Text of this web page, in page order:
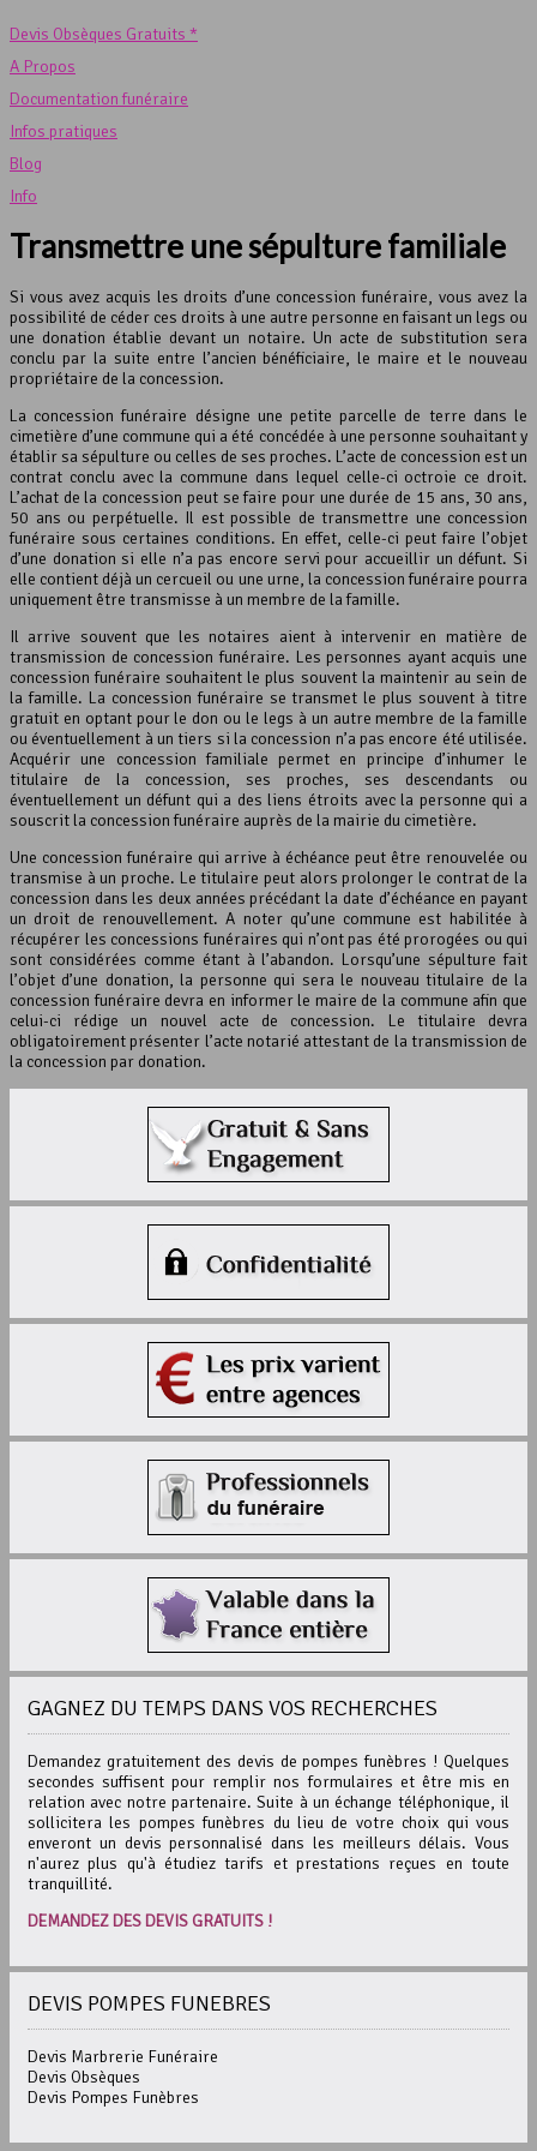
Devis Obsèques Gratuits *
A Propos
Documentation funéraire
Infos pratiques
Blog
Info
Transmettre une sépulture familiale
Si vous avez acquis les droits d’une concession funéraire, vous avez la
possibilité de céder ces droits à une autre personne en faisant un legs ou
une donation établie devant un notaire. Un acte de substitution sera
conclu par la suite entre l’ancien bénéficiaire, le maire et le nouveau
propriétaire de la concession.
La concession funéraire désigne une petite parcelle de terre dans le
cimetière d’une commune qui a été concédée à une personne souhaitant y
établir sa sépulture ou celles de ses proches. L’acte de concession est un
contrat conclu avec la commune dans lequel celle-ci octroie ce droit.
L’achat de la concession peut se faire pour une durée de 15 ans, 30 ans,
50 ans ou perpétuelle. Il est possible de transmettre une concession
funéraire sous certaines conditions. En effet, celle-ci peut faire l’objet
d’une donation si elle n’a pas encore servi pour accueillir un défunt. Si
elle contient déjà un cercueil ou une urne, la concession funéraire pourra
uniquement être transmisse à un membre de la famille.
Il arrive souvent que les notaires aient à intervenir en matière de
transmission de concession funéraire. Les personnes ayant acquis une
concession funéraire souhaitent le plus souvent la maintenir au sein de
la famille. La concession funéraire se transmet le plus souvent à titre
gratuit en optant pour le don ou le legs à un autre membre de la famille
ou éventuellement à un tiers si la concession n’a pas encore été utilisée.
Acquérir une concession familiale permet en principe d’inhumer le
titulaire de la concession, ses proches, ses descendants ou
éventuellement un défunt qui a des liens étroits avec la personne qui a
souscrit la concession funéraire auprès de la mairie du cimetière.
Une concession funéraire qui arrive à échéance peut être renouvelée ou
transmise à un proche. Le titulaire peut alors prolonger le contrat de la
concession dans les deux années précédant la date d’échéance en payant
un droit de renouvellement. A noter qu’une commune est habilitée à
récupérer les concessions funéraires qui n’ont pas été prorogées ou qui
sont considérées comme étant à l’abandon. Lorsqu’une sépulture fait
l’objet d’une donation, la personne qui sera le nouveau titulaire de la
concession funéraire devra en informer le maire de la commune afin que
celui-ci rédige un nouvel acte de concession. Le titulaire devra
obligatoirement présenter l’acte notarié attestant de la transmission de
la concession par donation.
GAGNEZ DU TEMPS DANS VOS RECHERCHES
Demandez gratuitement des devis de pompes funèbres ! Quelques
secondes suffisent pour remplir nos formulaires et être mis en
relation avec notre partenaire. Suite à un échange téléphonique, il
sollicitera les pompes funèbres du lieu de votre choix qui vous
enveront un devis personnalisé dans les meilleurs délais. Vous
n'aurez plus qu'à étudiez tarifs et prestations reçues en toute
tranquillité.
DEMANDEZ DES DEVIS GRATUITS !
DEVIS POMPES FUNEBRES
Devis Marbrerie Funéraire
Devis Obsèques
Devis Pompes Funèbres